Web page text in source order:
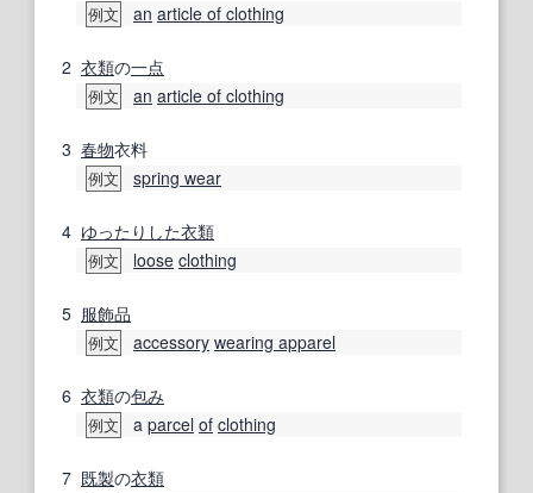
例文 an article of clothing
2 衣類の一点
例文 an article of clothing
3 春物衣料
例文 spring wear
4 ゆったりした衣類
例文 loose clothing
5 服飾品
例文 accessory wearing apparel
6 衣類の包み
例文 a parcel of clothing
7 既製の衣類